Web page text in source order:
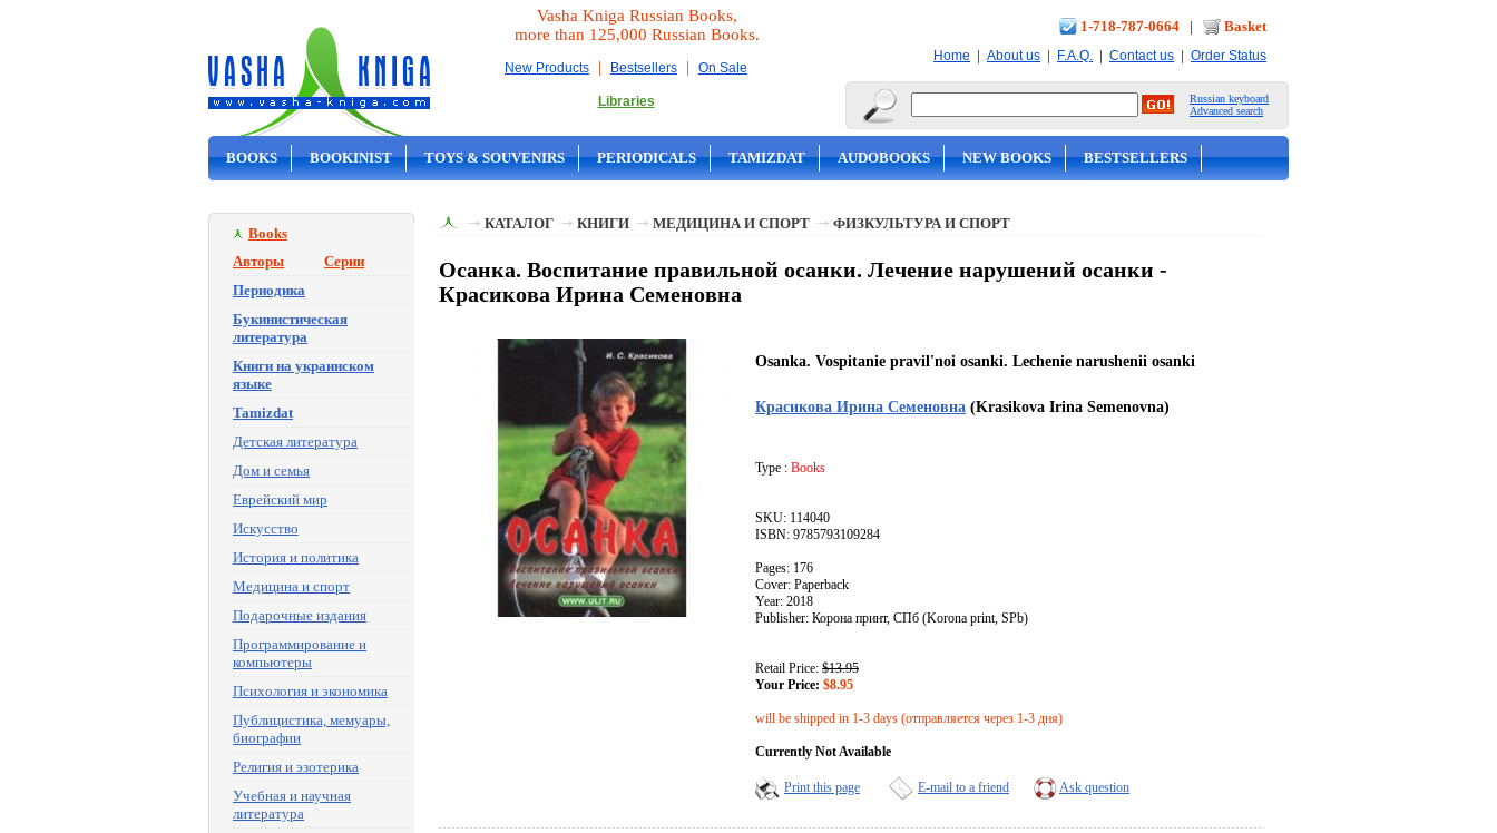
Vasha Kniga Russian Books,
more than 125,000 Russian Books.
New Products | Bestsellers | On Sale
Libraries
1-718-787-0664 | Basket
Home | About us | F.A.Q. | Contact us | Order Status
Russian keyboard
Advanced search
BOOKS BOOKINIST TOYS & SOUVENIRS PERIODICALS TAMIZDAT AUDOBOOKS NEW BOOKS BESTSELLERS
Books
Авторы
Серии
Периодика
Букинистическая
литература
Книги на украинском
языке
Tamizdat
Детская литература
Дом и семья
Еврейский мир
Искусство
История и политика
Медицина и спорт
Подарочные издания
Программирование и
компьютеры
Психология и экономика
Публицистика, мемуары,
биографии
Религия и эзотерика
Учебная и научная
литература
КАТАЛОГ КНИГИ МЕДИЦИНА И СПОРТ ФИЗКУЛЬТУРА И СПОРТ
Осанка. Воспитание правильной осанки. Лечение нарушений осанки -
Красикова Ирина Семеновна
Osanka. Vospitanie pravil'noi osanki. Lechenie narushenii osanki
Красикова Ирина Семеновна (Krasikova Irina Semenovna)
Type : Books
SKU: 114040
ISBN: 9785793109284
Pages: 176
Cover: Paperback
Year: 2018
Publisher: Корона принт, СПб (Korona print, SPb)
Retail Price: $13.95
Your Price: $8.95
will be shipped in 1-3 days (отправляется через 1-3 дня)
Currently Not Available
Print this page E-mail to a friend Ask question